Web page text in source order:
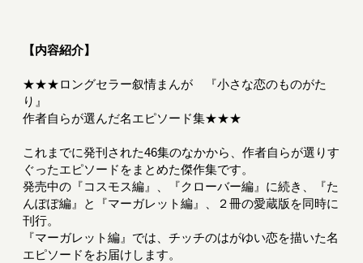
【内容紹介】
★★★ロングセラー叙情まんが 『小さな恋のものがた
り』
作者自らが選んだ名エピソード集★★★
これまでに発刊された46集のなかから、作者自らが選りす
ぐったエピソードをまとめた傑作集です。
発売中の『コスモス編』、『クローバー編』に続き、『た
んぽぽ編』と『マーガレット編』、２冊の愛蔵版を同時に
刊行。
『マーガレット編』では、チッチのはがゆい恋を描いた名
エピソードをお届けします。